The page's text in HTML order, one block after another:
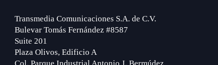
Transmedia Comunicaciones S.A. de C.V.
Bulevar Tomás Fernández #8587
Suite 201
Plaza Olivos, Edificio A